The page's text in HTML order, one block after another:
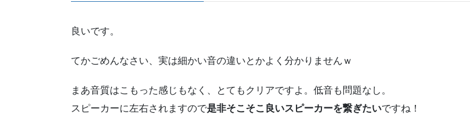
良いです。
てかごめんなさい、実は細かい音の違いとかよく分かりませんｗ
まあ音質はこもった感じもなく、とてもクリアですよ。低音も問題なし。
スピーカーに左右されますので是非そこそこ良いスピーカーを繋ぎたいですね！